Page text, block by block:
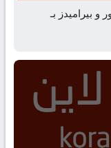
و بيراميدز بـ